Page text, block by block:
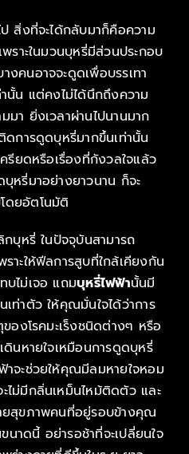
สิ่งที่จะได้กลับมาก็คือความ
ราะในมวนบุหรี่มีส่วนประกอบ
คนอาจจะดูดเพื่อบรรเทา
านั้น แต่คงไม่ได้นึกถึงความ
า ยิ่งเวลาผ่านไปนานมาก
ดการดูดบุหรี่มากขึ้นเท่านั้น
รียดหรือเรื่องที่กังวลใจแล้ว
หรี่มาอย่างยาวนาน ก็จะ
ดยอัตโนมัติ
กบุหรี่ ในปัจจุบันสามารถ
ราะให้ฟีลการสูบที่ใกล้เคียงกัน
บไม่เจอ แถมบุหรี่ไฟฟ้านั้นมี
ท่าตัว ให้คุณมั่นใจได้ว่าการ
องโรคมะเร็งชนิดต่างๆ หรือ
ดินหายใจเหมือนการดูดบุหรี่
จะช่วยให้คุณมีลมหายใจหอม
ม่มีกลิ่นเหม็นไหม้ติดตัว และ
ยสุขภาพคนที่อยู่รอบข้างคุณ
ดนี้ อย่ารอช้าที่จะเปลี่ยนใจ